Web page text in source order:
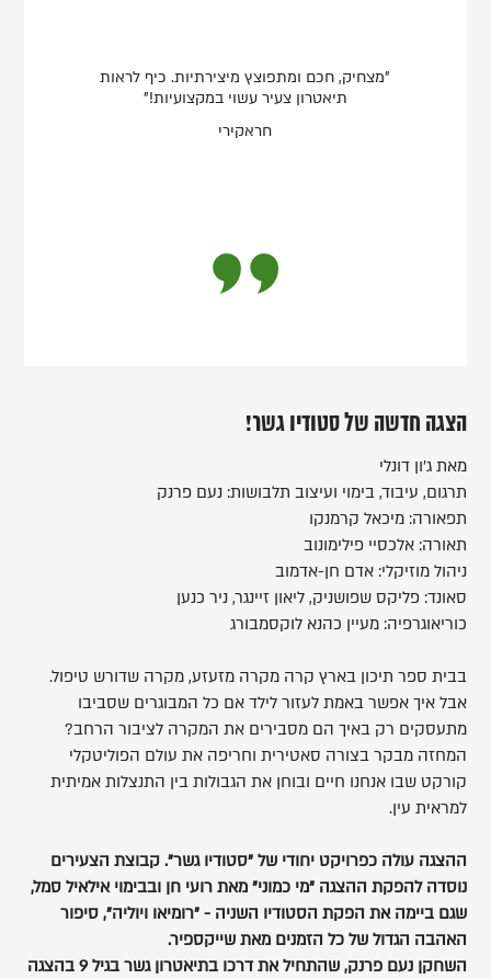
"מצחיק, חכם ומתפוצץ מיצירתיות. כיף לראות
תיאטרון צעיר עשוי במקצועיות!"
חראקירי
הצגה חדשה של סטודיו גשר!
מאת ג'ון דונלי
תרגום, עיבוד, בימוי ועיצוב תלבושות: נעם פרנק
תפאורה: מיכאל קרמנקו
תאורה: אלכסיי פילימונוב
ניהול מוזיקלי: אדם חן-אדמוב
סאונד: פליקס שפושניק, ליאון זיינגר, ניר כנען
כוריאוגרפיה: מעיין כהנא לוקסמבורג
בבית ספר תיכון בארץ קרה מקרה מזעזע, מקרה שדורש טיפול.
אבל איך אפשר באמת לעזור לילד אם כל המבוגרים שסביבו
מתעסקים רק באיך הם מסבירים את המקרה לציבור הרחב?
המחזה מבקר בצורה סאטירית וחריפה את עולם הפוליטקלי
קורקט שבו אנחנו חיים ובוחן את הגבולות בין התנצלות אמיתית
למראית עין.
ההצגה עולה כפרויקט יחודי של "סטודיו גשר". קבוצת הצעירים
נוסדה להפקת ההצגה "מי כמוני" מאת רועי חן ובבימוי אילאיל סמל,
שגם ביימה את הפקת הסטודיו השניה - "רומיאו ויוליה", סיפור
האהבה הגדול של כל הזמנים מאת שייקספיר.
השחקןנעם פרנק
, שהתחיל את דרכו בתיאטרון גשר בגיל 9 בהצגה